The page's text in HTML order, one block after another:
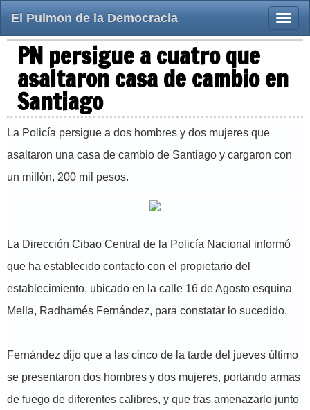
Toggle
El Pulmon de la Democracia
PN persigue a cuatro que
asaltaron casa de cambio en
Santiago
La Policía persigue a dos hombres y dos mujeres que
asaltaron una casa de cambio de Santiago y cargaron con
un millón, 200 mil pesos.
La Dirección Cibao Central de la Policía Nacional informó
que ha establecido contacto con el propietario del
establecimiento, ubicado en la calle 16 de Agosto esquina
Mella, Radhamés Fernández, para constatar lo sucedido.
Fernández dijo que a las cinco de la tarde del jueves último
se presentaron dos hombres y dos mujeres, portando armas
de fuego de diferentes calibres, y que tras amenazarlo junto